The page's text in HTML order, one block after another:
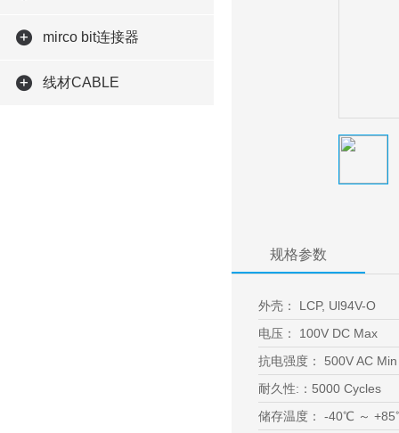
mirco bit连接器
线材CABLE
规格参数
外壳： LCP, Ul94V-O
电压： 100V DC Max
抗电强度： 500V AC
耐久性:：5000 Cycles
储存温度： -40℃ ～